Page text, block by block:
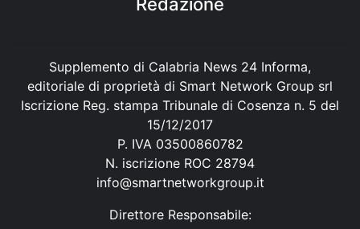
Supplemento di Calabria News 24 Informa,
editoriale di proprietà di Smart Network Group srl
Iscrizione Reg. stampa Tribunale di Cosenza n. 5 del
15/12/2017
P. IVA 03500860782
N. iscrizione ROC 28794
info@smartnetworkgroup.it
Direttore Responsabile: